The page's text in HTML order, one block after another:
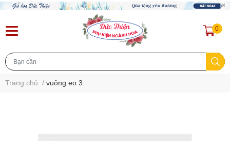
0
Trang chủ / vuông eo 3